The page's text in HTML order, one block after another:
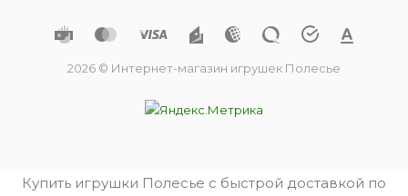
2026 © Интернет-магазин игрушек Полесье
Купить игрушки Полесье с быстрой доставкой по